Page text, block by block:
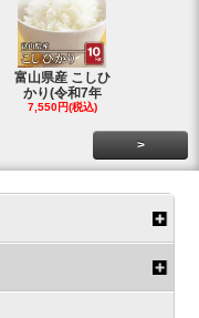
富山県産 こしひ
かり(令和7年
7,550円(税込)
>